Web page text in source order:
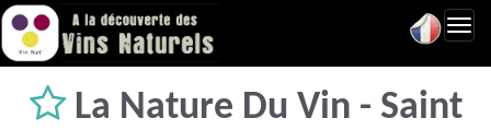
La Nature Du Vin - Saint